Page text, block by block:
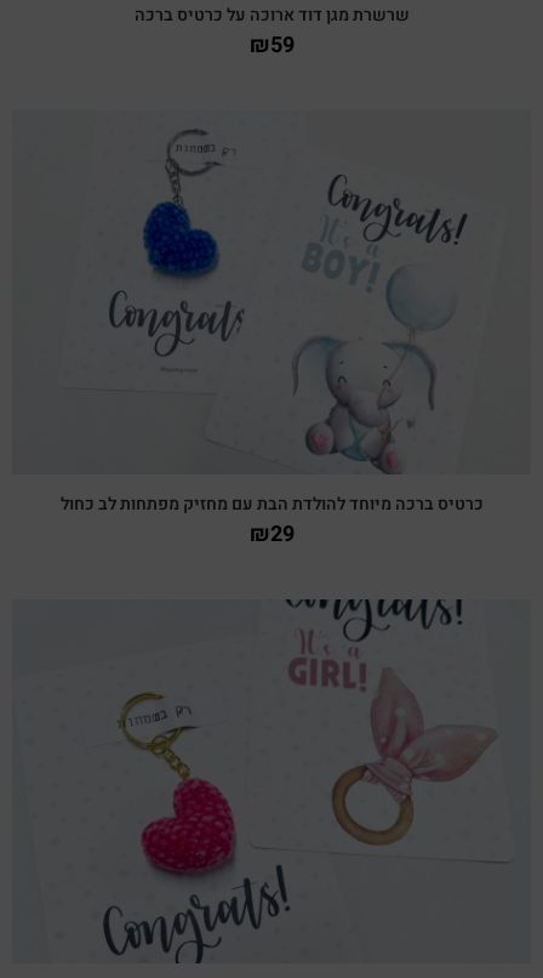
שרשרת מגן דוד ארוכה על כרטיס ברכה
₪59
צפייה מהירה
כרטיס ברכה מיוחד להולדת הבת עם מחזיק מפתחות לב כחול
₪29
צפייה מהירה